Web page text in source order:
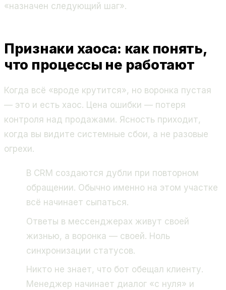
«назначен следующий шаг».
Признаки хаоса: как понять,
что процессы не работают
Когда всё «вроде крутится», но воронка пустая
— это и есть хаос. Цена ошибки — потеря
контроля над продажами. Ясность приходит,
когда вы видите системные сбои, а не разовые
огрехи.
В CRM создаются дубли при повторном
обращении. Обычно именно на этом участке
всё начинает сыпаться.
Ответы в мессенджерах живут своей
жизнью, а воронка — своей. Ноль
синхронизации статусов.
Никто не знает, что бот обещал клиенту.
Менеджер начинает диалог «с нуля» и